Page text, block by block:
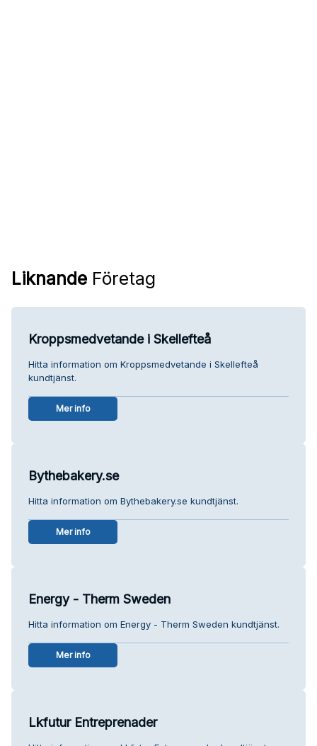
Liknande Företag
Kroppsmedvetande i Skellefteå
Hitta information om Kroppsmedvetande i Skellefteå
kundtjänst.
Mer info
Bythebakery.se
Hitta information om Bythebakery.se kundtjänst.
Mer info
Energy - Therm Sweden
Hitta information om Energy - Therm Sweden kundtjänst.
Mer info
Lkfutur Entreprenader